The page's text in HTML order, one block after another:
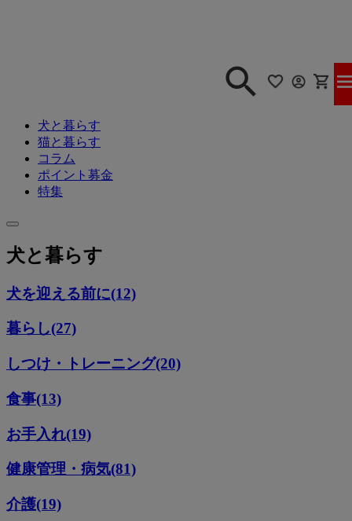
犬と暮らす
猫と暮らす
コラム
ポイント募金
特集
犬と暮らす
犬を迎える前に(12)
暮らし(27)
しつけ・トレーニング(20)
食事(13)
お手入れ(19)
健康管理・病気(81)
介護(19)